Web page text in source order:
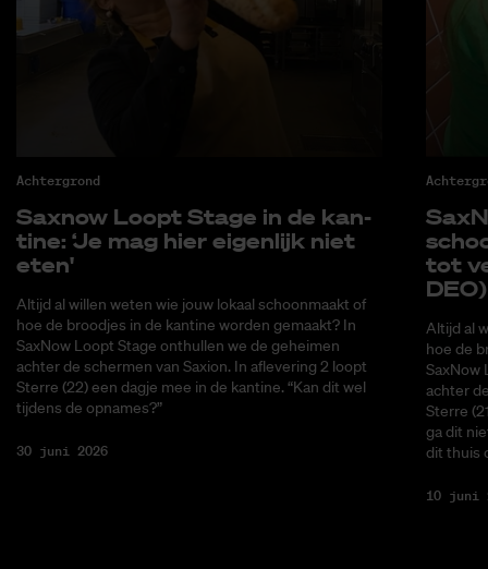
Achtergrond
Saxnow Loopt Sta­ge in de kan­
ti­ne: ‘Je mag hier ei­gen­lijk niet
eten'
Altijd al willen weten wie jouw lokaal schoonmaakt of
hoe de broodjes in de kantine worden gemaakt? In
SaxNow Loopt Stage onthullen we de geheimen
achter de schermen van Saxion. In aflevering 2 loopt
Sterre (22) een dagje mee in de kantine. “Kan dit wel
tijdens de opnames?”
30 juni 2026
tot
DEO)
Altijd al
hoe de
SaxNow
achter
Sterre
ga dit
dit thuis
10 juni